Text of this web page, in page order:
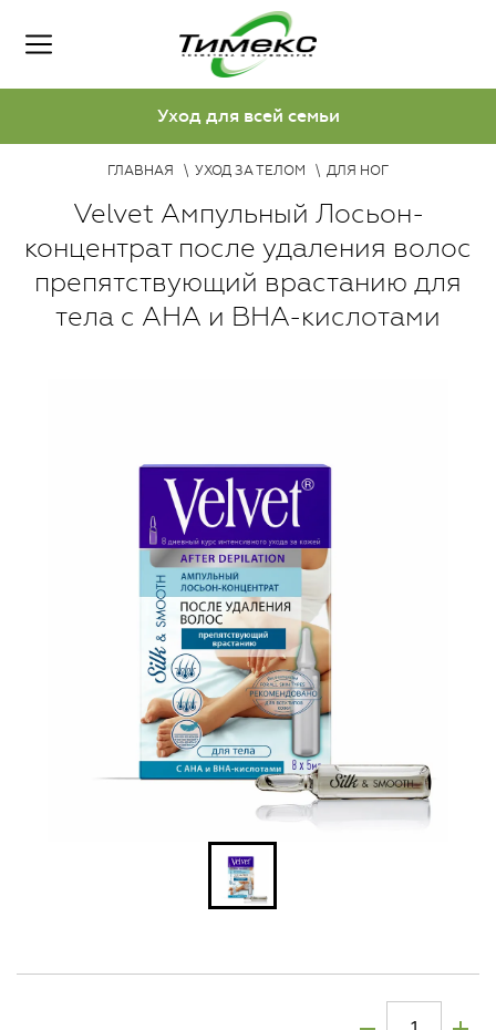
Уход для всей семьи
ГЛАВНАЯ УХОД ЗА ТЕЛОМ ДЛЯ НОГ
Velvet Ампульный Лосьон-
концентрат после удаления волос
препятствующий врастанию для
тела с АНА и BHA-кислотами